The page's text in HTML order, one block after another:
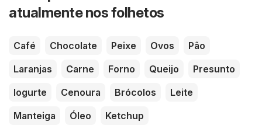
atualmente nos folhetos
Café Chocolate Peixe Ovos
Pão
Laranjas
Carne Forno Queijo
Presunto
Iogurte
Cenoura Brócolos
Leite
Manteiga
Óleo Ketchup